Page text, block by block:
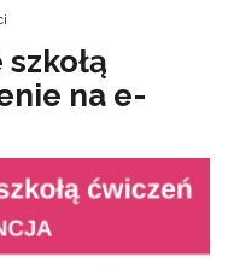
na e-